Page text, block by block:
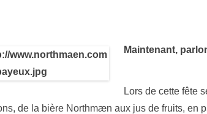
Maintenant,
Lors de cette fête
de la bière Northmæn aux jus de fruits, en